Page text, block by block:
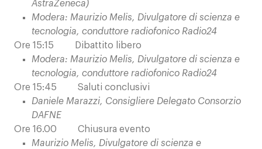
AstraZeneca)
Modera: Maurizio Melis, Divulgatore di scienza e
tecnologia, conduttore radiofonico Radio24
Ore 15:15 Dibattito libero
Modera: Maurizio Melis, Divulgatore di scienza e
tecnologia, conduttore radiofonico Radio24
Ore 15:45 Saluti conclusivi
Daniele Marazzi, Consigliere Delegato Consorzio
DAFNE
Ore 16.00 Chiusura evento
Maurizio Melis, Divulgatore di scienza e